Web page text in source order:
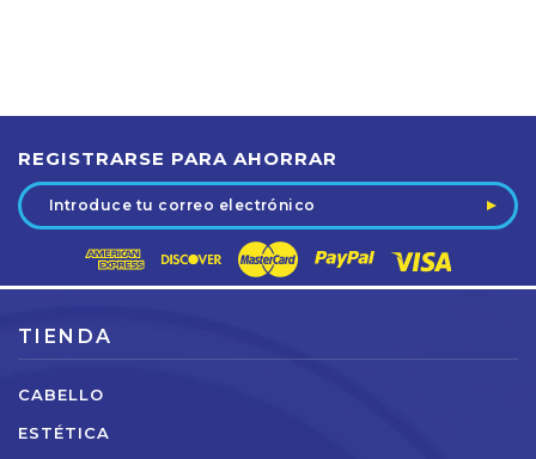
REGISTRARSE PARA AHORRAR
Dirección
de
electrónico
TIENDA
CABELLO
ESTÉTICA